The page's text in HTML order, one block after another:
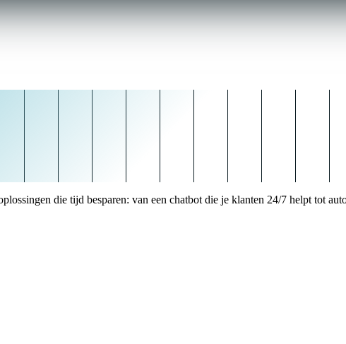
die tijd besparen: van een chatbot die je klanten 24/7 helpt tot